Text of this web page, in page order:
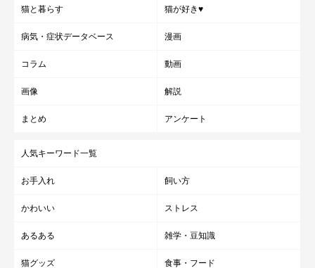
文／ねこのきもちweb編集室
猫と暮らす 猫が好き♥
病気・症状データベース 漫画
コラム 動画
画像 解説
まとめ アンケート
人気キーワード一覧
お手入れ 飼い方
かわいい ストレス
あるある 雑学・豆知識
猫グッズ 食事・フード